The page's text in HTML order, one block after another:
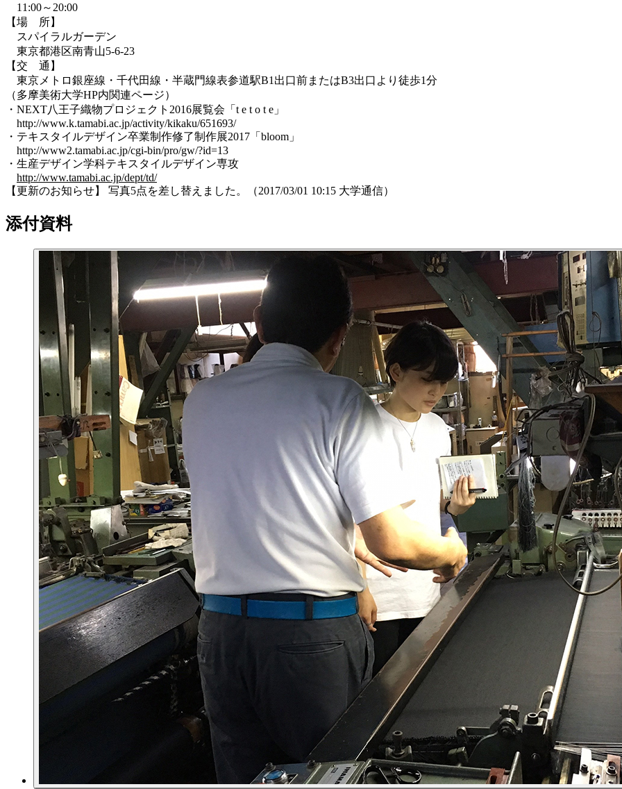
11:00～20:00
【場 所】
スパイラルガーデン
東京都港区南青山5-6-23
【交 通】
東京メトロ銀座線・千代田線・半蔵門線表参道駅B1出口前またはB3出口より徒歩1分
（多摩美術大学HP内関連ページ）
・NEXT八王子織物プロジェクト2016展覧会「t e t o t e」
http://www.k.tamabi.ac.jp/activity/kikaku/651693/
・テキスタイルデザイン卒業制作修了制作展2017「bloom」
http://www2.tamabi.ac.jp/cgi-bin/pro/gw/?id=13
・生産デザイン学科テキスタイルデザイン専攻
http://www.tamabi.ac.jp/dept/td/
【更新のお知らせ】 写真5点を差し替えました。（2017/03/01 10:15 大学通信）
添付資料